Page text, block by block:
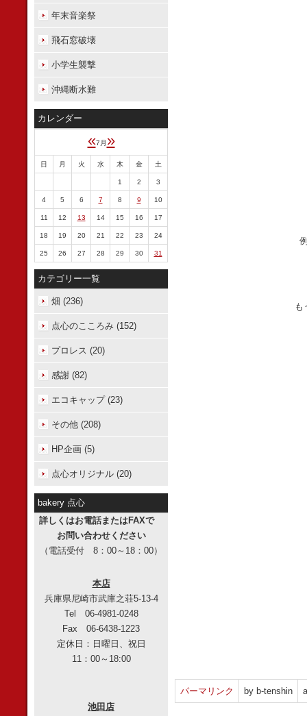
も
パーマリンク by b-tenshin
年末音楽祭
飛石窓破壊
小学生襲撃
沖縄断水難
カレンダー
«7月 »
日 月 火 水 木 金 土
1 2 3
4 5 6 7 8 9 10
11 12 13 14 15 16 17
18 19 20 21 22 23 24
25 26 27 28 29 30 31
カテゴリー一覧
畑 (236)
点心のこころみ (152)
プロレス (20)
感謝 (82)
エコキャップ (23)
その他 (208)
HP企画 (5)
点心オリジナル (20)
bakery 点心
詳しくはお電話またはFAXで
お問い合わせください
（電話受付 8：00～18：00）
本店
兵庫県尼崎市武庫之荘5-13-4
Tel 06-4981-0248
Fax 06-6438-1223
定休日：日曜日、祝日
11：00～18:00
池田店